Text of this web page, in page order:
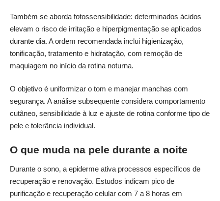
Também se aborda fotossensibilidade: determinados ácidos
elevam o risco de irritação e hiperpigmentação se aplicados
durante dia. A ordem recomendada inclui higienização,
tonificação, tratamento e hidratação, com remoção de
maquiagem no início da rotina noturna.
O objetivo é uniformizar o tom e manejar manchas com
segurança. A análise subsequente considera comportamento
cutâneo, sensibilidade à luz e ajuste de rotina conforme tipo de
pele e tolerância individual.
O que muda na pele durante a noite
Durante o sono, a epiderme ativa processos específicos de
recuperação e renovação. Estudos indicam pico de
purificação e recuperação celular com 7 a 8 horas em